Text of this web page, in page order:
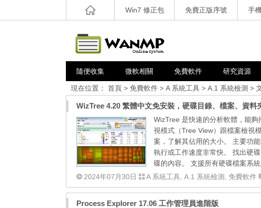
Win7 修正包 免費正版序號 手
隨便收集 微軟相關 免費軟件 研究資源
現在位置： 首頁 > 免費軟件 > A 系統工具 > A.1 系統檢測 >
WizTree 4.20 繁體中文免安裝，硬碟目錄、檔案、資料
WizTree 是快速的分析軟體，能
視模式（Tree View）跟檔案檢視
案，了解其佔用的大小。 主要功
執行或工作速度非常快。 找出硬
碟的內容。 支援所有硬碟檔案系統
2024年07月30日
A 系統工具 A.1 系統檢測 免費軟件
Process Explorer 17.06 工作管理員進階版